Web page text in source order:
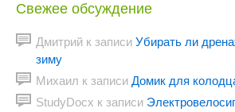
Свежее обсуждение
Дмитрий к записи Убирать ли
зиму
Михаил к записи Домик для
StudyDocx к записи